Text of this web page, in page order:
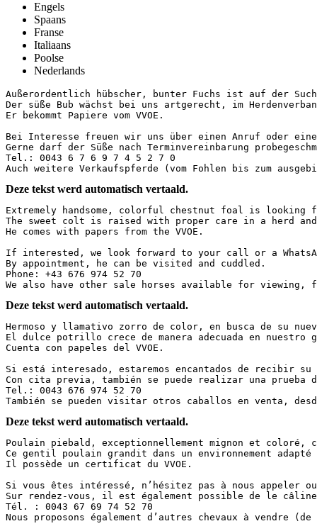
Engels
Spaans
Franse
Italiaans
Poolse
Nederlands
Außerordentlich hübscher, bunter Fuchs ist auf der
Der süße Bub wächst bei uns artgerecht, im
Er bekommt Papiere vom VVOE.
Bei Interesse freuen wir uns über einen Anruf oder
Gerne darf der Süße nach Terminvereinbarung
Tel.: 0043 6 7 6 9 7 4 5 2 7 0
Auch weitere Verkaufspferde (vom Fohlen bis zum
Deze tekst werd automatisch vertaald.
Extremely handsome, colorful chestnut foal is
The sweet colt is raised with proper care in a herd
He comes with papers from the VVOE.
If interested, we look forward to your call or a
By appointment, he can be visited and cuddled.
Phone: +43 676 974 52 70
We also have other sale horses available for
Deze tekst werd automatisch vertaald.
Hermoso y llamativo zorro de color, en busca de su
El dulce potrillo crece de manera adecuada en
Cuenta con papeles del VVOE.
Si está interesado, estaremos encantados de recibir su
Con cita previa, también se puede realizar una
Tel.: 0043 676 974 52 70
También se pueden visitar otros caballos en venta,
Deze tekst werd automatisch vertaald.
Poulain piebald, exceptionnellement mignon et
Ce gentil poulain grandit dans un environnement
Il possède un certificat du VVOE.
Si vous êtes intéressé, n’hésitez pas à nous appeler
Sur rendez-vous, il est également possible de le
Tél. : 0043 67 69 74 52 70
Nous proposons également d’autres chevaux à